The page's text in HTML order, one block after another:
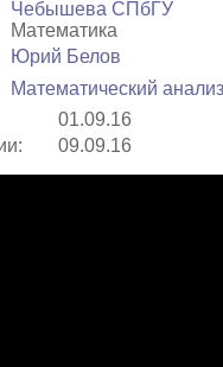
Чебышева СПбГУ
Математика
Юрий Белов
Математический анализ
01.09.16
09.09.16